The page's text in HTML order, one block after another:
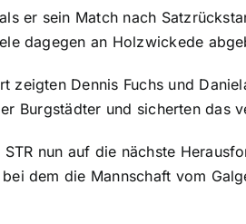
er sein Match nach
dagegen an Holzwickede
Dennis Fuchs und
Burgstädter und sicherten das
nun auf die nächste
dem die Mannschaft vom